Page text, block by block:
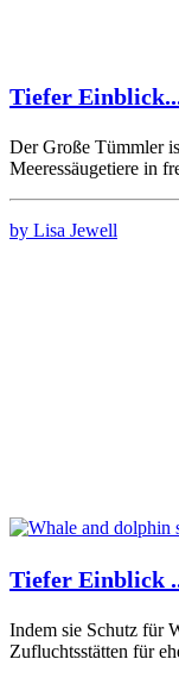
Tiefer
Der Große Tümmler
Meeressäugetiere in
by Lisa Jewell
Tiefer Einblick
Indem sie Schutz für
Zufluchtsstätten für